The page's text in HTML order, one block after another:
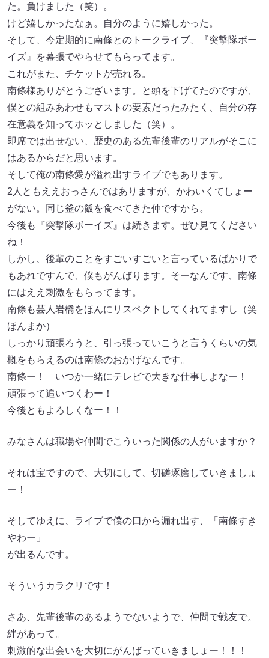
た。負けました（笑）。
けど嬉しかったなぁ。自分のように嬉しかった。
そして、今定期的に南條とのトークライブ、『突撃隊ボー
イズ』を幕張でやらせてもらってます。
これがまた、チケットが売れる。
南條様ありがとうございます。と頭を下げてたのですが、
僕との組みあわせもマストの要素だったみたく、自分の存
在意義を知ってホッとしました（笑）。
即席では出せない、歴史のある先輩後輩のリアルがそこに
はあるからだと思います。
そして俺の南條愛が溢れ出すライブでもあります。
2人ともええおっさんではありますが、かわいくてしょー
がない。同じ釜の飯を食べてきた仲ですから。
今後も『突撃隊ボーイズ』は続きます。ぜひ見てください
ね！
しかし、後輩のことをすごいすごいと言っているばかりで
もあれですんで、僕もがんばります。そーなんです、南條
にはええ刺激をもらってます。
南條も芸人岩橋をほんにリスペクトしてくれてますし（笑
ほんまか）
しっかり頑張ろうと、引っ張っていこうと言うくらいの気
概をもらえるのは南條のおかげなんです。
南條ー！ いつか一緒にテレビで大きな仕事しよなー！
頑張って追いつくわー！
今後ともよろしくなー！！
みなさんは職場や仲間でこういった関係の人がいますか？
それは宝ですので、大切にして、切磋琢磨していきましょ
ー！
そしてゆえに、ライブで僕の口から漏れ出す、「南條すき
やわー」
が出るんです。
そういうカラクリです！
さあ、先輩後輩のあるようでないようで、仲間で戦友で。
絆があって。
刺激的な出会いを大切にがんばっていきましょー！！！